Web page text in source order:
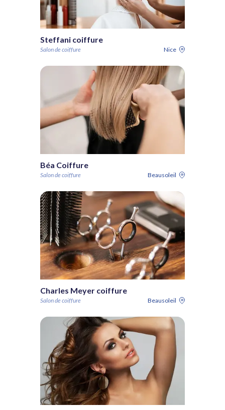
Steffani coiffure
Salon de coiffure Nice
Béa Coiffure
Salon de coiffure Beausoleil
Charles Meyer coiffure
Salon de coiffure Beausoleil